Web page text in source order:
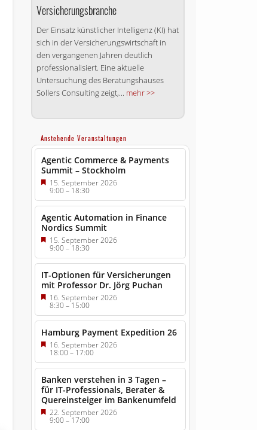
Versicherungsbranche
Der Einsatz künstlicher Intelligenz (KI) hat
sich in der Versicherungswirtschaft in
den vergangenen Jahren deutlich
professionalisiert. Eine aktuelle
Untersuchung des Beratungshauses
Sollers Consulting zeigt,... mehr >>
Anstehende Veranstaltungen
Agentic Commerce & Payments
Summit – Stockholm
15. September 2026
9:00–18:30
Agentic Automation in Finance
Nordics Summit
15. September 2026
9:00–18:30
IT-Optionen für Versicherungen
mit Professor Dr. Jörg Puchan
16. September 2026
8:30–15:00
Hamburg Payment Expedition 26
16. September 2026
18:00– 17:00
Banken verstehen in 3 Tagen –
für IT-Professionals, Berater &
Quereinsteiger im Bankenumfeld
22. September 2026
9:00–17:00